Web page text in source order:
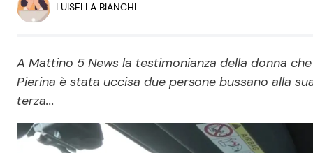
Salute
Viaggi e Turismo
LUISELLA BIANCHI
A Mattino 5 News la testimonianza della donna
Pierina è stata uccisa due persone bussano alla
terza...